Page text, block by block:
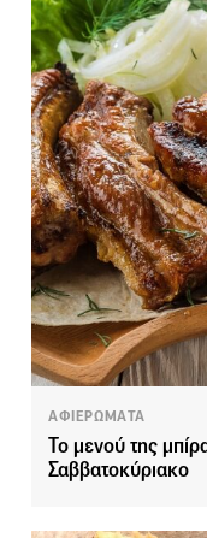
ΑΦΙΕΡΩΜΑΤΑ
Το μενού της
Σαββατοκύριακο